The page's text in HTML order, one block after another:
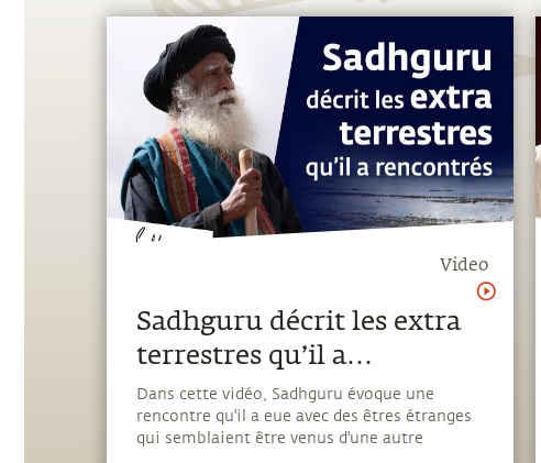
Video
Sadhguru décrit les extra
terrestres qu’il a
rencontrés
Dans cette vidéo, Sadhguru évoque une
rencontre qu'il a eue avec des êtres étranges
qui semblaient être venus d'une autre